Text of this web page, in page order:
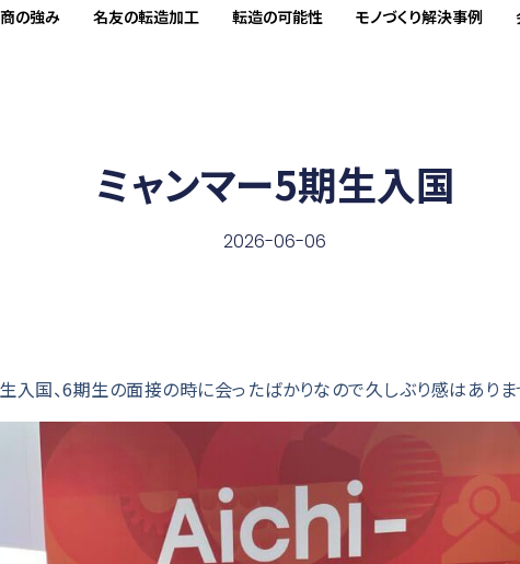
の強み 名友の転造加工 転造の可能性 モノづくり解決事例
ミャンマー5期生入国
2026-06-06
入国、6期生の面接の時に会ったばかりなので久しぶり感はありま